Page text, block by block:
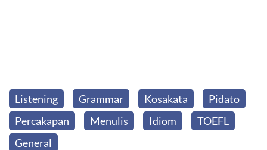
Listening Grammar Kosakata
Pidato
Percakapan
Menulis Idiom
TOEFL
General